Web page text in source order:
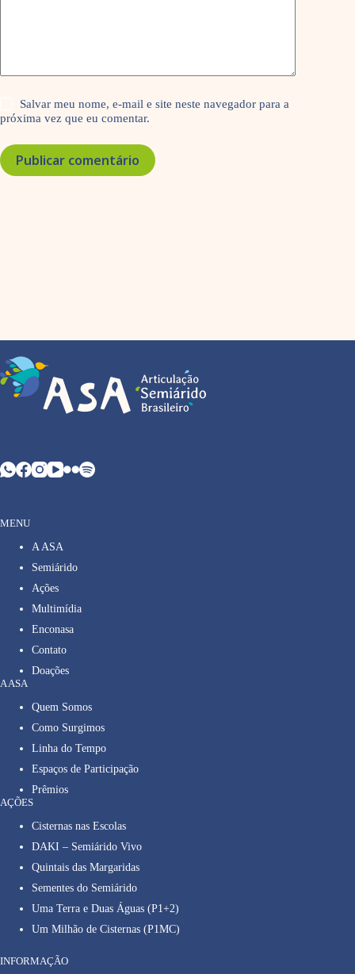
Salvar meu nome, e-mail e site neste navegador para a
próxima vez que eu comentar.
Publicar comentário
MENU
A ASA
Semiárido
Ações
Multimídia
Enconasa
Contato
Doações
A ASA
Quem Somos
Como Surgimos
Linha do Tempo
Espaços de Participação
Prêmios
AÇÕES
Cisternas nas Escolas
DAKI – Semiárido Vivo
Quintais das Margaridas
Sementes do Semiárido
Uma Terra e Duas Águas (P1+2)
Um Milhão de Cisternas (P1MC)
INFORMAÇÃO